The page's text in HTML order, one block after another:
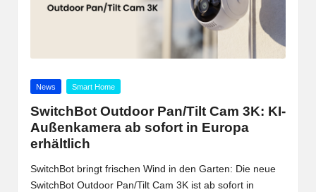
Posted
News Smart Home
SwitchBot Outdoor Pan/Tilt Cam 3K: KI-
Außenkamera ab sofort in Europa
erhältlich
SwitchBot bringt frischen Wind in den Garten: Die neue
SwitchBot Outdoor Pan/Tilt Cam 3K ist ab sofort in